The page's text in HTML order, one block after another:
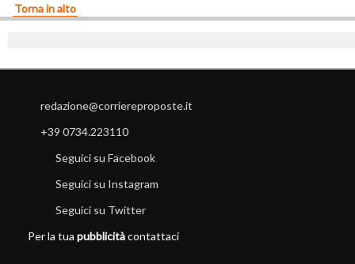
Torna in alto
redazione@corriereproposte.it
+39 0734.223110
Seguici su Facebook
Seguici su Instagram
Seguici su Twitter
Per la tua pubblicitàcontattaci